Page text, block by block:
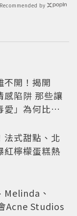
Recommended by
不開！揭開
感陷阱 那些讓
愛」為何比菸
法式甜點、北
檸檬蛋糕熱
Melinda、
Acne Studios